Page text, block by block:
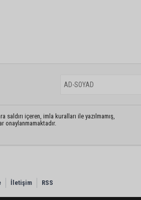
içeren, imla kuralları ile yazılmamış,
onaylanmamaktadır.
İletişim RSS